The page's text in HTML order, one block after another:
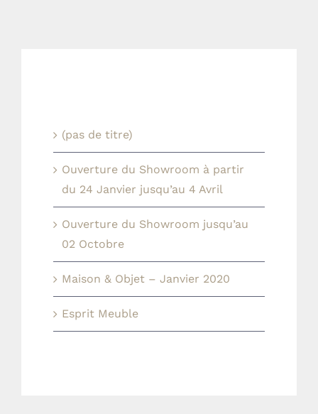
(pas de titre)
Ouverture du Showroom à partir
du 24 Janvier jusqu’au 4 Avril
Ouverture du Showroom jusqu’au
02 Octobre
Maison & Objet – Janvier 2020
Esprit Meuble